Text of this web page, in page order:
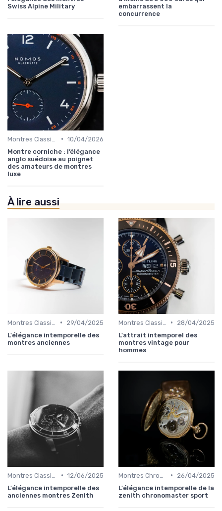
Swiss Alpine Military
embarrassent la
concurrence
• 10/04/2026
Montre corniche : l’élégance
anglo suédoise au poignet
des amateurs de montres
luxe
À lire aussi
•
29/04/2025
L'élégance intemporelle des
montres anciennes
•
28/04/2025
L'attrait intemporel des
montres vintage pour
hommes
• 12/06/2025
L'élégance intemporelle des
anciennes montres Zenith
•
26/04/2025
L'élégance intemporelle de la
zenith chronomaster sport